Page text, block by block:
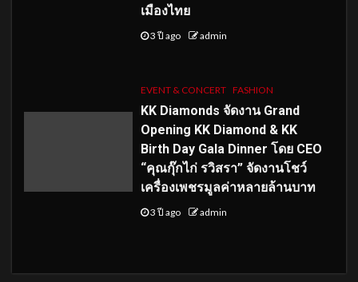
เมืองไทย
3 ปี ago admin
EVENT & CONCERT FASHION
KK Diamonds จัดงาน Grand
Opening KK Diamond & KK
Birth Day Gala Dinner โดย CEO
“คุณกุ๊กไก่ รวิสรา” จัดงานโชว์
เครื่องเพชรมูลค่าหลายล้านบาท
3 ปี ago admin